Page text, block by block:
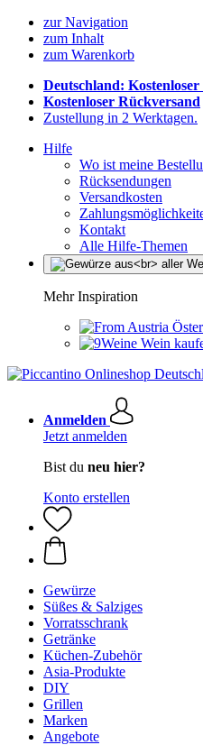
zur Navigation
zum Inhalt
zum Warenkorb
Deutschland:
Kostenloser Rückversand
Zustellung in 2 Werktagen.
Hilfe
Wo ist meine
Rücksendungen
Versandkosten
Kontakt
Alle Hilfe-Themen
Mehr Inspiration
Wein
Anmelden
Jetzt anmelden
Bist du neu hier?
Konto erstellen
Gewürze
Süßes & Salziges
Vorratsschrank
Getränke
Küchen-Zubehör
Asia-Produkte
DIY
Grillen
Marken
Angebote